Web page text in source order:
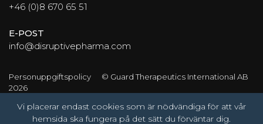
+46 (0)8 670 65 51
E-POST
info@disruptivepharma.com
Personuppgiftspolicy © Guard Therapeutics International AB
2026
Vi placerar endast cookies som är nödvändiga för att vår
hemsida ska fungera på det sätt du förväntar dig.